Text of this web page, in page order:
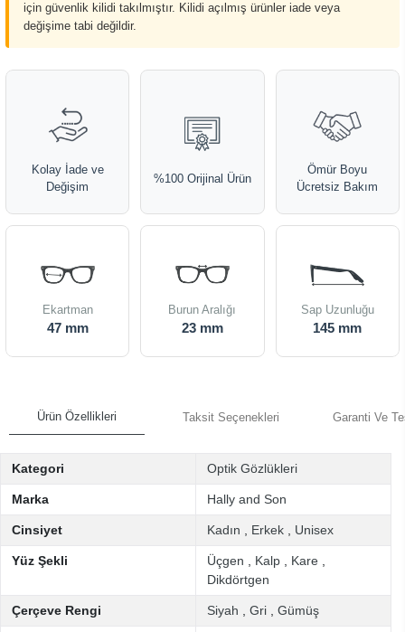
için güvenlik kilidi takılmıştır. Kilidi açılmış ürünler iade veya
değişime tabi değildir.
Kolay İade ve
Değişim
%100 Orijinal Ürün
Ömür Boyu
Ücretsiz Bakım
Ekartman
47 mm
Burun Aralığı
23 mm
Sap Uzunluğu
145 mm
Ürün Özellikleri Taksit Seçenekleri Garanti Ve
Kategori Optik Gözlükleri
Marka Hally and Son
Cinsiyet Kadın Erkek Unisex
Yüz Şekli Üçgen Kalp Kare
Dikdörtgen
Çerçeve Rengi Siyah Gri Gümüş